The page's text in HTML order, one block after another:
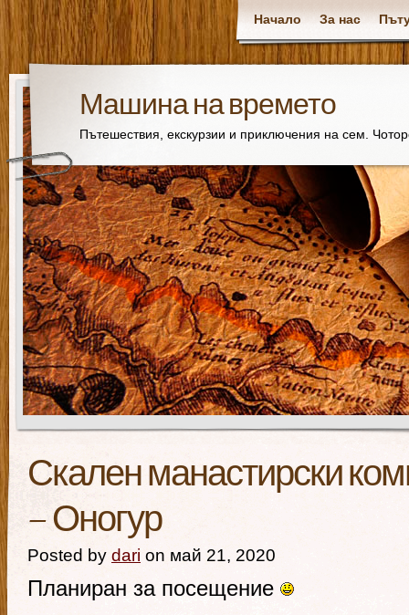
Начало За нас
Машина на времето
Пътешествия, екскурзии и приключения на сем.
Скален манастирски
– Оногур
Posted by dari on май 21, 2020
Планиран за посещение